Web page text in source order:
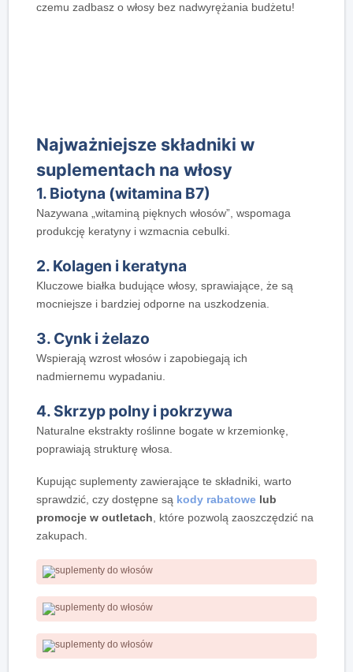
czemu zadbasz o włosy bez nadwyrężania budżetu!
Najważniejsze składniki w
suplementach na włosy
1. Biotyna (witamina B7)
Nazywana „witaminą pięknych włosów”, wspomaga
produkcję keratyny i wzmacnia cebulki.
2. Kolagen i keratyna
Kluczowe białka budujące włosy, sprawiające, że są
mocniejsze i bardziej odporne na uszkodzenia.
3. Cynk i żelazo
Wspierają wzrost włosów i zapobiegają ich
nadmiernemu wypadaniu.
4. Skrzyp polny i pokrzywa
Naturalne ekstrakty roślinne bogate w krzemionkę,
poprawiają strukturę włosa.
Kupując suplementy zawierające te składniki, warto
sprawdzić, czy dostępne są kody rabatowe lub
promocje w outletach , które pozwolą zaoszczędzić na
zakupach.